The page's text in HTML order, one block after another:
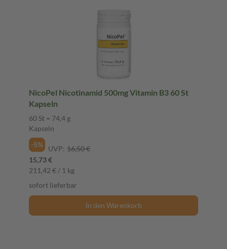
NicoPel Nicotinamid 500mg Vitamin B3 60 St
Kapseln
60 St = 74,4 g
Kapseln
-5%
UVP: 16,50 €
15,73 €
211,42 € / 1 kg
sofort lieferbar
In den Warenkorb